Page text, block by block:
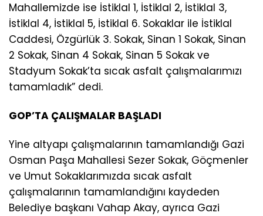
Mahallemizde ise İstiklal 1, İstiklal 2, İstiklal 3,
İstiklal 4, İstiklal 5, İstiklal 6. Sokaklar ile İstiklal
Caddesi, Özgürlük 3. Sokak, Sinan 1 Sokak, Sinan
2 Sokak, Sinan 4 Sokak, Sinan 5 Sokak ve
Stadyum Sokak’ta sıcak asfalt çalışmalarımızı
tamamladık” dedi.
GOP’TA ÇALIŞMALAR BAŞLADI
Yine altyapı çalışmalarının tamamlandığı Gazi
Osman Paşa Mahallesi Sezer Sokak, Göçmenler
ve Umut Sokaklarımızda sıcak asfalt
çalışmalarının tamamlandığını kaydeden
Belediye başkanı Vahap Akay, ayrıca Gazi